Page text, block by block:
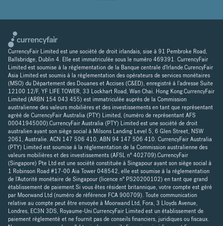
CurrencyFair Limited est une société de droit irlandais, sise à 91 Pembroke Road,
Ballsbridge, Dublin 4. Elle est immatriculée sous le numéro 469391. CurrencyFair
Limited est soumise à la réglementation de la Banque centrale d'Irlande.CurencyFair
Asia Limited est soumis à la réglementation des opérateurs de services monétaires
(MSO) du Département des Douanes et Accises (C&ED), enregistré à l'adresse Suite
12100 12/F, YF LIFE TOWER, 33 Lockhart Road, Wan Chai. Hong Kong.CurrencyFair
Limited (ARBN 154 043 455) est immatriculée auprès de la Commission
australienne des valeurs mobilières et des investissements en tant que représentant
agréé de CurrencyFair Australia (PTY) Limited, (numéro de représentant AFS
00041945000).CurrencyFair Australia (PTY) Limited est une société de droit
australien ayant son siège social à Milsons Landing Level 5, 6 Glen Street, NSW
2061, Australie. ACN 147 506 410, ABN 94 147 506 410. CurrencyFair Australia
(PTY) Limited est soumise à la réglementation de la Commission australienne des
valeurs mobilières et des investissements (AFSL n° 402709).CurrencyFair
(Singapore) Pte Ltd est une société constituée à Singapour ayant son siège social à
1 Robinson Road #17-00 Aia Tower 048542, elle est soumise à la réglementation
de l'Autorité monétaire de Singapour (licence n° PS20200102) en tant que grand
établissement de paiement.Si vous êtes résident britannique, votre compte est géré
par Moorwand Ltd (numéro de référence FCA 900709). Toute communication
relative au compte peut être envoyée à Moorwand Ltd, Fora, 3 Lloyds Avenue,
Londres, EC3N 3DS, Royaume-Uni.CurrencyFair Limited est un établissement de
paiement réglementé et ne fournit pas de conseils financiers, juridiques ou fiscaux.